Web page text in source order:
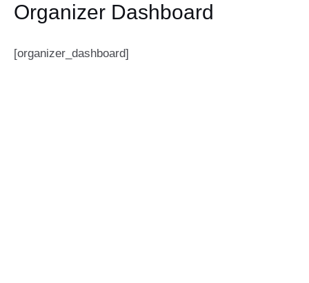
Preskočiť
obsah
Organizer Dashboard
[organizer_dashboard]